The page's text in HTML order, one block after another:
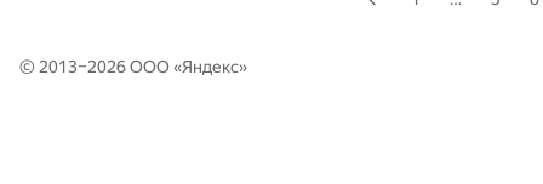
© 2013–2026 ООО «Яндекс»